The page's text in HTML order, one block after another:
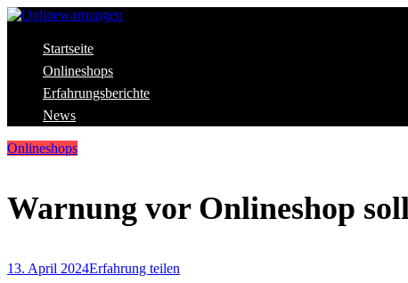
Skip
content
Onlinewarnungen
Aktuelle Warnungen vor Gefahren im Internet
Startseite
Onlineshops
Erfahrungsberichte
News
Onlineshops
Warnung vor Onlineshop
13. April 2024Erfahrung teilen